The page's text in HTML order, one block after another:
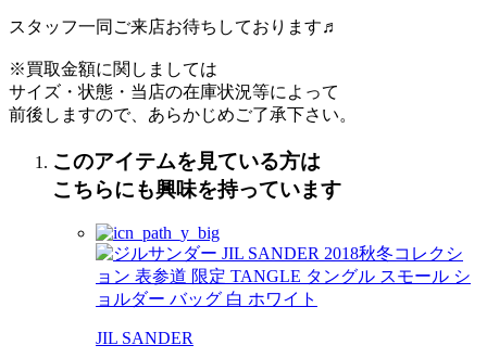
スタッフ一同ご来店お待ちしております♬
※買取金額に関しましては
サイズ・状態・当店の在庫状況等によって
前後しますので、あらかじめご了承下さい。
このアイテムを見ている方は
こちらにも興味を持っています
JIL SANDER